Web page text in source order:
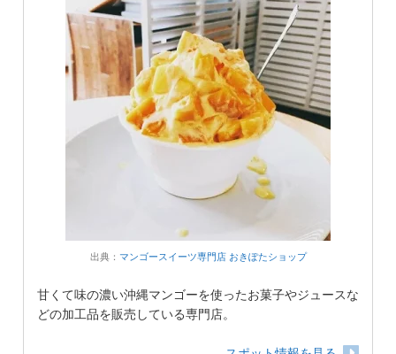
出典： マンゴースイーツ専門店 おきぽたショップ
甘くて味の濃い沖縄マンゴーを使ったお菓子やジュースな
どの加工品を販売している専門店。